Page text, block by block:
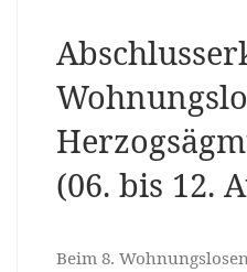
(06. bis 12.
Beim 8.